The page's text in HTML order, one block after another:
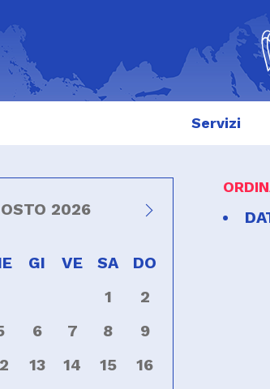
Servizi
2026
GI VE SA
DO
1
2
6 7 8
9
13 14 15
16